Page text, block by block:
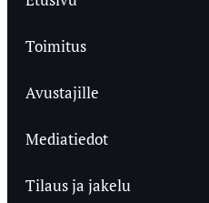
Toimitus
Avustajille
Mediatiedot
Tilaus ja jakelu